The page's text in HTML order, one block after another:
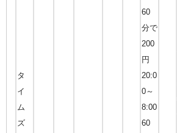
タ
イ
ム
ズ
60
分で
200
円
20:0
0～
8:00
60